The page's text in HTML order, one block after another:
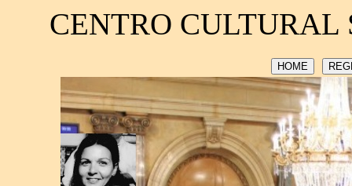
CENTRO CULTURAL
HOME